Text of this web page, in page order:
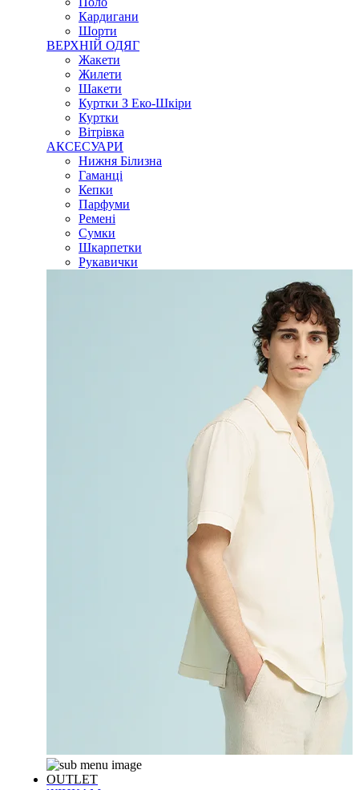
Кардигани
Шорти
ВЕРХНІЙ ОДЯГ
Жакети
Жилети
Шакети
Куртки З Еко-Шкіри
Куртки
Вітрівка
АКСЕСУАРИ
Нижня Білизна
Гаманці
Кепки
Парфуми
Ремені
Сумки
Шкарпетки
Рукавички
OUTLET